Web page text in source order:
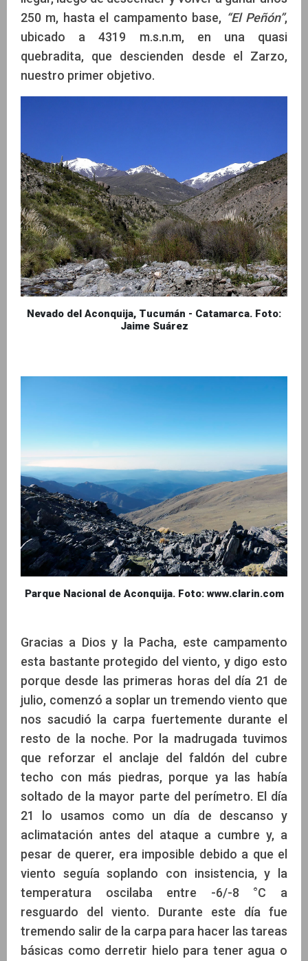
250 m, hasta el campamento base, “El Peñón”,
ubicado a 4319 m.s.n.m, en una quasi
quebradita, que descienden desde el Zarzo,
nuestro primer objetivo.
Nevado del Aconquija, Tucumán - Catamarca. Foto:
Jaime Suárez
Parque Nacional de Aconquija. Foto: www.clarin.com
Gracias a Dios y la Pacha, este campamento
esta bastante protegido del viento, y digo esto
porque desde las primeras horas del día 21 de
julio, comenzó a soplar un tremendo viento que
nos sacudió la carpa fuertemente durante el
resto de la noche. Por la madrugada tuvimos
que reforzar el anclaje del faldón del cubre
techo con más piedras, porque ya las había
soltado de la mayor parte del perímetro. El día
21 lo usamos como un día de descanso y
aclimatación antes del ataque a cumbre y, a
pesar de querer, era imposible debido a que el
viento seguía soplando con insistencia, y la
temperatura oscilaba entre -6/-8 °C a
resguardo del viento. Durante este día fue
tremendo salir de la carpa para hacer las tareas
básicas como derretir hielo para tener agua o